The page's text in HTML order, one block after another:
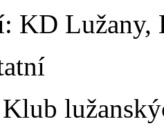
KD Lužany,
Klub